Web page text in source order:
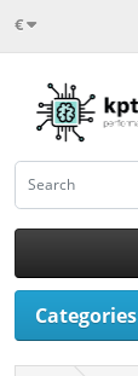
€
Categories